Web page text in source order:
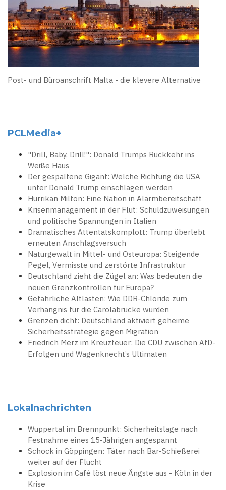
Post- und Büroanschrift Malta - die klevere Alternative
PCLMedia+
"Drill, Baby, Drill!": Donald Trumps Rückkehr ins
Weiße Haus
Der gespaltene Gigant: Welche Richtung die USA
unter Donald Trump einschlagen werden
Hurrikan Milton: Eine Nation in Alarmbereitschaft
Krisenmanagement in der Flut: Schuldzuweisungen
und politische Spannungen in Italien
Dramatisches Attentatskomplott: Trump überlebt
erneuten Anschlagsversuch
Naturgewalt in Mittel- und Osteuropa: Steigende
Pegel, Vermisste und zerstörte Infrastruktur
Deutschland zieht die Zügel an: Was bedeuten die
neuen Grenzkontrollen für Europa?
Gefährliche Altlasten: Wie DDR-Chloride zum
Verhängnis für die Carolabrücke wurden
Grenzen dicht: Deutschland aktiviert geheime
Sicherheitsstrategie gegen Migration
Friedrich Merz im Kreuzfeuer: Die CDU zwischen AfD-
Erfolgen und Wagenknecht’s Ultimaten
Lokalnachrichten
Wuppertal im Brennpunkt: Sicherheitslage nach
Festnahme eines 15-Jährigen angespannt
Schock in Göppingen: Täter nach Bar-Schießerei
weiter auf der Flucht
Explosion im Café löst neue Ängste aus - Köln in der
Krise